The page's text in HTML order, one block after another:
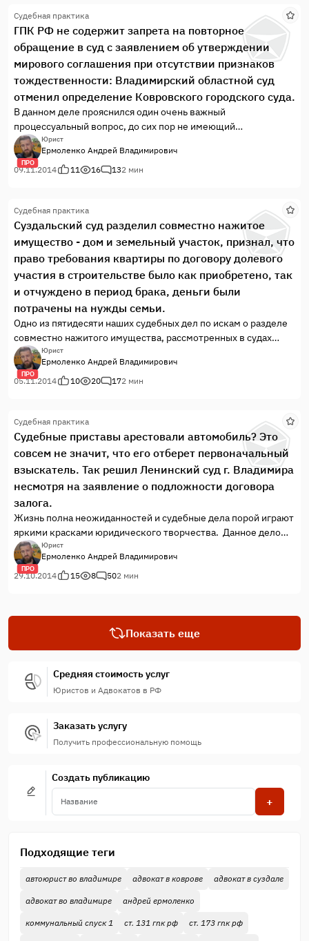
Судебная практика
ГПК РФ не содержит запрета на повторное
обращение в суд с заявлением об утверждении
мирового соглашения при отсутствии признаков
тождественности: Владимирский областной суд
отменил определение Ковровского городского суда.
В данном деле прояснился один очень важный
процессуальный вопрос, до сих пор не имеющий
однозначного решения в судебной практике.
1. Обстоятельства дела. В отношении должника судебным
приставом — исполнителем было возбуждено
ПРО
Юрист
Ермоленко Андрей Владимирович
09.11.2014
11 16 132 мин
Судебная практика
Суздальский суд разделил совместно нажитое
имущество - дом и земельный участок, признал, что
право требования квартиры по договору долевого
участия в строительстве было как приобретено, так
и отчуждено в период брака, деньги были
потрачены на нужды семьи.
Одно из пятидесяти наших судебных дел по искам о разделе
совместно нажитого имущества, рассмотренных в судах
Владимирской области.
ПРО
Юрист
Ермоленко Андрей Владимирович
05.11.2014
10 20 172 мин
Судебная практика
Судебные приставы арестовали автомобиль? Это
совсем не значит, что его отберет первоначальный
взыскатель. Так решил Ленинский суд г. Владимира
несмотря на заявление о подложности договора
залога.
Жизнь полна неожиданностей и судебные дела порой играют
яркими красками юридического творчества. Данное дело
наглядный пример тому.
ПРО
Юрист
Ермоленко Андрей Владимирович
29.10.2014
15 8 502 мин
Показать еще
Средняя стоимость услуг
Юристов и Адвокатов в РФ
Заказать услугу
Получить профессиональную помощь
Создать публикацию
+
Подходящие теги
автоюрист во владимире адвокат в коврове адвокат в суздале
адвокат во владимире андрей ермоленко
коммунальный спуск 1 ст. 131 гпк рф ст. 173 гпк рф